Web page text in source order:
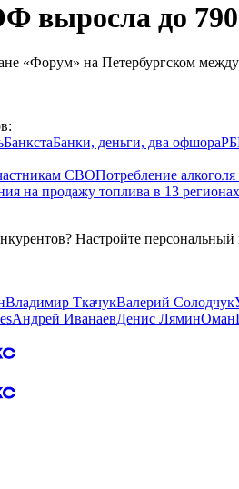
выросла до
«Форум» на Петербургском
БанкстаБанки, деньги, два офшора
СВОПотребление
на продажу топлива в 13 регионах
Настройте персональный
Владимир ТкачукВалерий Солодчук
Андрей ИванаевДенис ЛяминОман